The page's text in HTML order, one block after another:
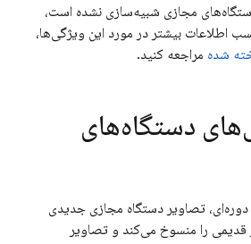
مجازی شبیه‌سازی نشده است،
اطلاعات بیشتر در مورد این ویژگی‌ها،
شده مراجعه کنید.
دستگاه‌های
تصاویر دستگاه مجازی جدیدی
قدیمی را منسوخ می‌کند و تصاویر